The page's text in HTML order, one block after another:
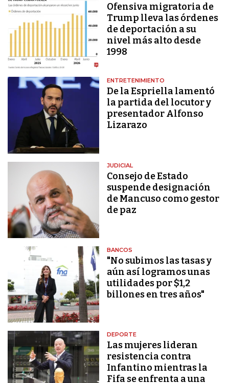
Ofensiva migratoria de
Trump lleva las órdenes
de deportación a su
nivel más alto desde
1998
ENTRETENIMIENTO
De la Espriella lamentó
la partida del locutor y
presentador Alfonso
Lizarazo
JUDICIAL
Consejo de Estado
suspende designación
de Mancuso como gestor
de paz
BANCOS
"No subimos las tasas y
aún así logramos unas
utilidades por $1,2
billones en tres años"
DEPORTE
Las mujeres lideran
resistencia contra
Infantino mientras la
Fifa se enfrenta a una